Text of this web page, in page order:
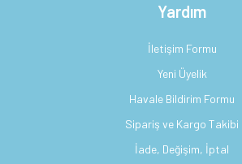
Yardım
İletişim Formu
Yeni Üyelik
Havale Bildirim Formu
Sipariş ve Kargo Takibi
İade, Değişim, İptal